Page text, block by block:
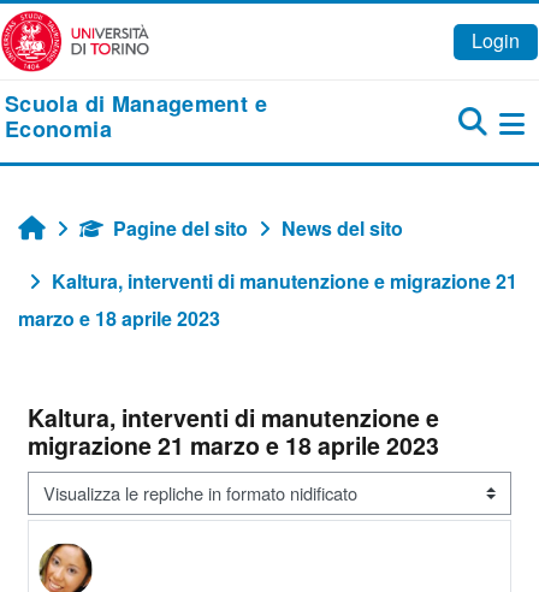
Vai al contenuto principale
Login
Scuola di Management e
Economia
HomePagine del sito
News del sito
Kaltura, interventi di manutenzione e migrazione 21
marzo e 18 aprile 2023
Kaltura, interventi di manutenzione e
migrazione 21 marzo e 18 aprile 2023
Modalità visualizzazione